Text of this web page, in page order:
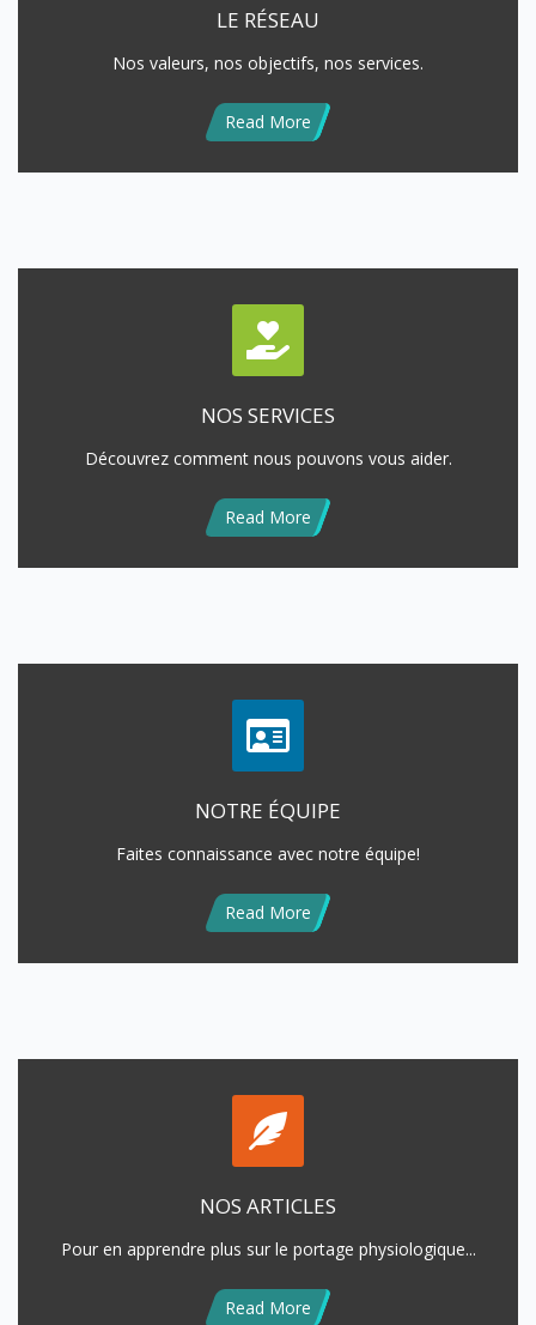
LE RÉSEAU
Nos valeurs, nos objectifs, nos services.
Read More
NOS SERVICES
Découvrez comment nous pouvons vous aider.
Read More
NOTRE ÉQUIPE
Faites connaissance avec notre équipe!
Read More
NOS ARTICLES
Pour en apprendre plus sur le portage physiologique...
Read More